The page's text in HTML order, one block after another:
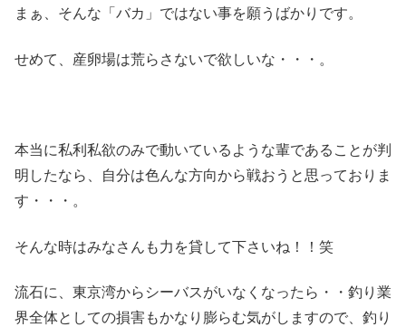
まぁ、そんな「バカ」ではない事を願うばかりです。
せめて、産卵場は荒らさないで欲しいな・・・。
本当に私利私欲のみで動いているような輩であることが判
明したなら、自分は色んな方向から戦おうと思っておりま
す・・・。
そんな時はみなさんも力を貸して下さいね！！笑
流石に、東京湾からシーバスがいなくなったら・・釣り業
界全体としての損害もかなり膨らむ気がしますので、釣り